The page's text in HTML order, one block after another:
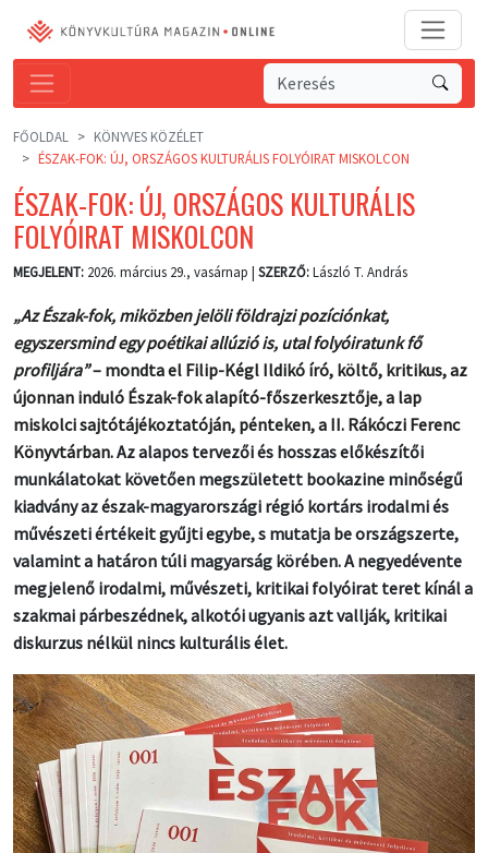
FŐOLDAL
KÖNYVES KÖZÉLET
ÉSZAK-FOK: ÚJ, ORSZÁGOS KULTURÁLIS FOLYÓIRAT MISKOLCON
ÉSZAK-FOK: ÚJ, ORSZÁGOS KULTURÁLIS
FOLYÓIRAT MISKOLCON
MEGJELENT: 2026. március 29., vasárnap | SZERZŐ:László T. András
„Az Észak-fok, miközben jelöli földrajzi pozíciónkat,
egyszersmind egy poétikai allúzió is, utal folyóiratunk fő
profiljára”– mondta el Filip-Kégl Ildikó író, költő, kritikus, az
újonnan induló Észak-fok alapító-főszerkesztője, a lap
miskolci sajtótájékoztatóján, pénteken, a II. Rákóczi Ferenc
Könyvtárban.Az alapos tervezői és hosszas előkészítői
munkálatokat követően megszületett bookazine minőségű
kiadvány az észak-magyarországi régió kortárs irodalmi és
művészeti értékeit gyűjti egybe, s mutatja be országszerte,
valamint a határon túli magyarság körében. A negyedévente
megjelenő irodalmi, művészeti, kritikai folyóirat teret kínál a
szakmai párbeszédnek, alkotói ugyanis azt vallják, kritikai
diskurzus nélkül nincs kulturális élet.